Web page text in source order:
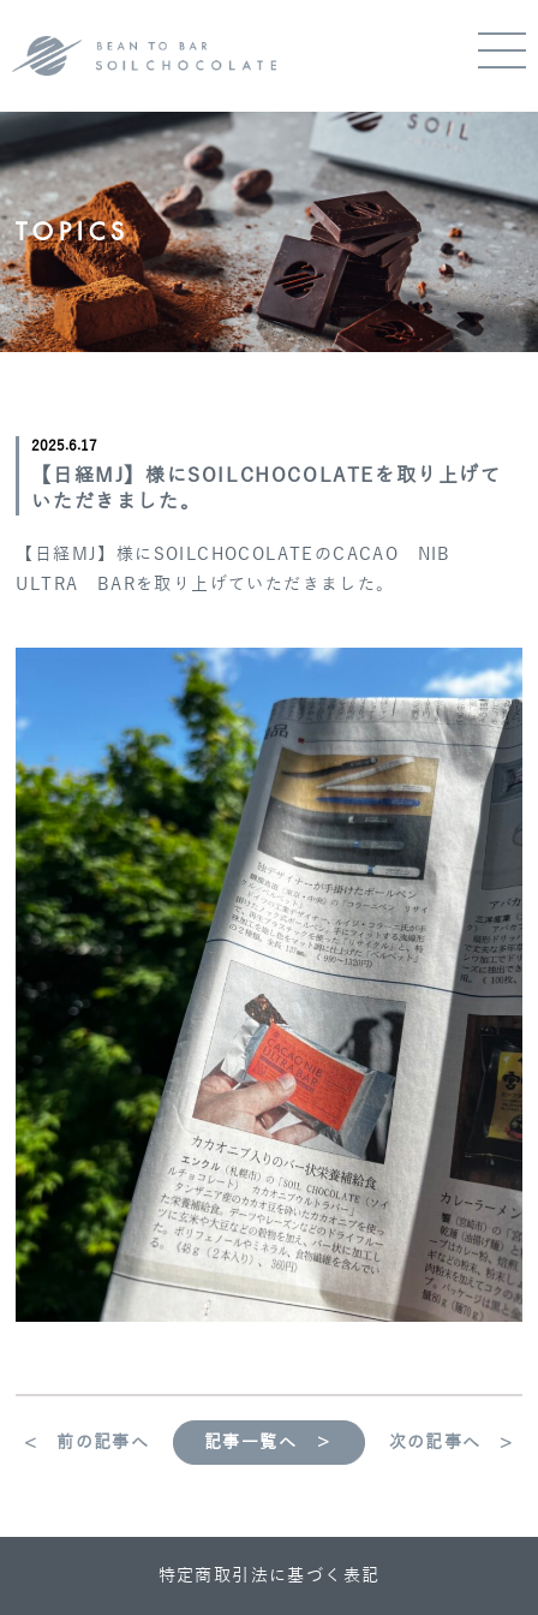
TOPICS
2025.6.17
【日経MJ】様にSOILCHOCOLATEを取り上げて
いただきました。
【日経MJ】様にSOILCHOCOLATEのCACAO NIB
ULTRA BARを取り上げていただきました。
< 前の記事へ 記事一覧へ ＞ 次の記事へ >
特定商取引法に基づく表記